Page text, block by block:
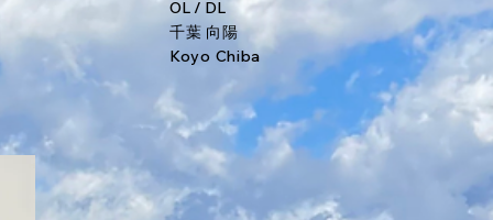
OL / DL
千葉 向陽
Koyo Chiba